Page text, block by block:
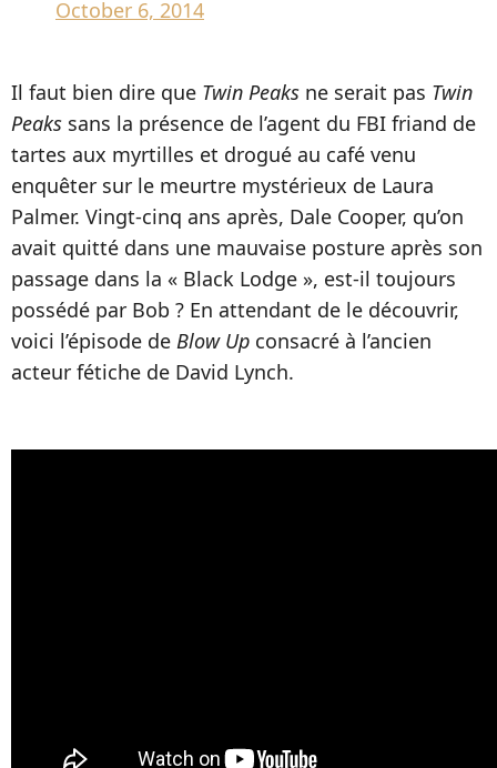
October 6, 2014
Il faut bien dire que Twin Peaks ne serait pas Twin
Peaks sans la présence de l’agent du FBI friand de
tartes aux myrtilles et drogué au café venu
enquêter sur le meurtre mystérieux de Laura
Palmer. Vingt-cinq ans après, Dale Cooper, qu’on
avait quitté dans une mauvaise posture après son
passage dans la « Black Lodge », est-il toujours
possédé par Bob ? En attendant de le découvrir,
voici l’épisode de Blow Up consacré à l’ancien
acteur fétiche de David Lynch.